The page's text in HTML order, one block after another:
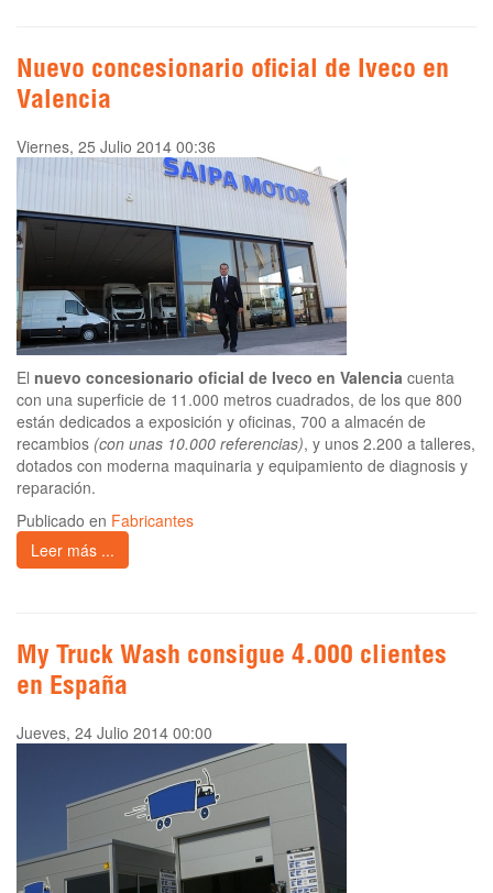
Nuevo concesionario oficial de Iveco en
Valencia
Viernes, 25 Julio 2014 00:36
El nuevo concesionario oficial de Iveco en Valencia cuenta
con una superficie de 11.000 metros cuadrados, de los que 800
están dedicados a exposición y oficinas, 700 a almacén de
recambios (con unas 10.000 referencias), y unos 2.200 a talleres,
dotados con moderna maquinaria y equipamiento de diagnosis y
reparación.
Publicado en Fabricantes
Leer más ...
My Truck Wash consigue 4.000 clientes
en España
Jueves, 24 Julio 2014 00:00